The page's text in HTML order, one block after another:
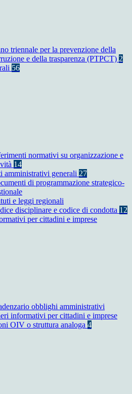
triennale per la prevenzione della
e della trasparenza (PTPCT) 2
56
normativi su organizzazione e
14
amministrativi generali 27
di programmazione strategico-
e leggi regionali
disciplinare e codice di condotta 12
per cittadini e imprese
obblighi amministrativi
informativi per cittadini e imprese
OIV o struttura analoga 4